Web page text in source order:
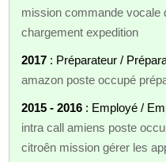
mission commande vocale
chargement expedition
2017 : Préparateur /
amazon poste occupé
2015 - 2016 : Employé /
intra call amiens poste
citroên mission gérer les